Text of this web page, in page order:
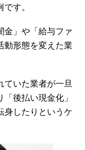
す。
金」や「給与ファ
動形態を変えた業
ていた業者が一旦
後払い現金化」
身したりというケ